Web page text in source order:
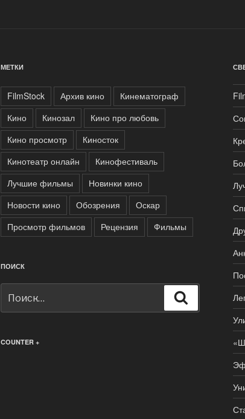
МЕТКИ
FilmStock Архив кино
Кинематограф
Кино
Кинозал
Кино про любовь
Кино просмотр
Киносток
Кинотеатр онлайн
Кинофестиваль
Лучшие фильмы
Новинки кино
Новости кино
Обозрения
Оскар
Просмотр фильмов
Рецензия Фильмы
ПОИСК
COUNTER +